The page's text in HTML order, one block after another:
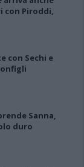
con Piroddi,
con Sechi e
Sanna,
duro